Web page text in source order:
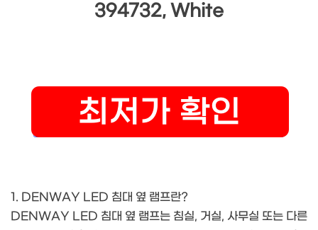
394732, White
1. DENWAY LED 침대 옆 램프란?
DENWAY LED 침대 옆 램프는 침실, 거실, 사무실 또는 다른